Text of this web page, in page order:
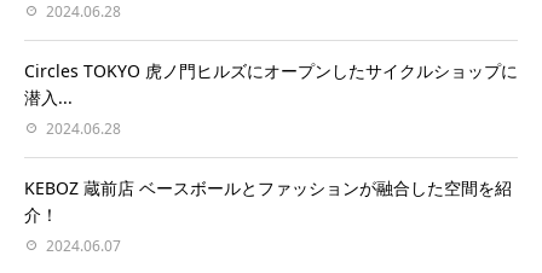
2024.06.28
Circles TOKYO 虎ノ門ヒルズにオープンしたサイクルショップに
潜入...
2024.06.28
KEBOZ 蔵前店 ベースボールとファッションが融合した空間を紹
介！
2024.06.07